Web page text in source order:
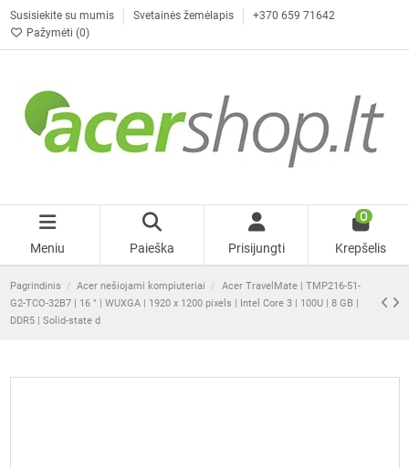
Susisiekite su mumis Svetainės žemėlapis
+370 659 71642
Pažymėti (0)
Meniu Paieška Prisijungti
0
Krepšelis
Pagrindinis Acer nešiojami kompiuteriai
Acer TravelMate | TMP216-51-
G2-TCO-32B7 | 16 " | WUXGA | 1920 x 1200 pixels | Intel Core 3 | 100U | 8 GB |
DDR5 | Solid-state d